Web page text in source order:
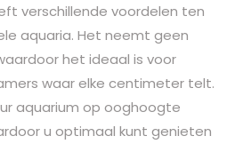
verschillende voordelen ten
aquaria. Het neemt geen
het ideaal is voor
waar elke centimeter telt.
aquarium op ooghoogte
u optimaal kunt genieten